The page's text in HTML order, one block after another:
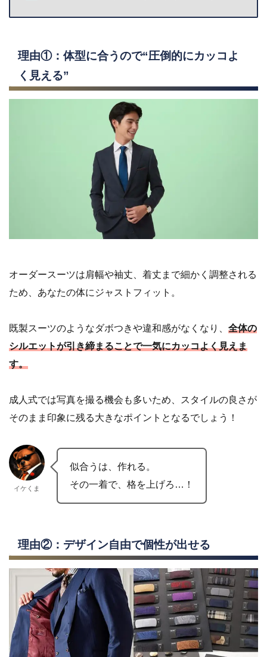
理由①：体型に合うので“圧倒的にカッコよ
く見える”
オーダースーツは肩幅や袖丈、着丈まで細かく調整される
ため、あなたの体にジャストフィット。
既製スーツのようなダボつきや違和感がなくなり、 全体の
シルエットが引き締まることで一気にカッコよく見えま
す。
成人式では写真を撮る機会も多いため、スタイルの良さが
そのまま印象に残る大きなポイントとなるでしょう！
イケくま
似合うは、作れる。
その一着で、格を上げろ…！
理由②：デザイン自由で個性が出せる